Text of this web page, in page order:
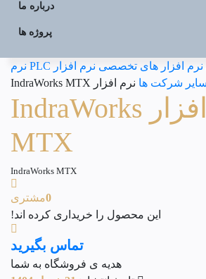
درباره ما
پروژه ها
نرم افزار های تخصصی نرم افزار PLC
نرم
نرم افزار IndraWorks MTX
نرم افزار IndraWorks
MTX
IndraWorks MTX
0مشتری
این محصول را خریداری کرده اند!
تماس بگیرید
هدیه ی فروشگاه به شما